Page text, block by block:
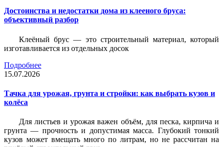
Достоинства и недостатки дома из клееного бруса:
объективный разбор
Клеёный брус — это строительный материал, который
изготавливается из отдельных досок
Подробнее
15.07.2026
Тачка для урожая, грунта и стройки: как выбрать кузов и
колёса
Для листьев и урожая важен объём, для песка, кирпича и
грунта — прочность и допустимая масса. Глубокий тонкий
кузов может вмещать много по литрам, но не рассчитан на